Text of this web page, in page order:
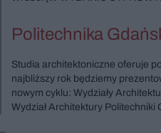
Politechnika
Studia architektoniczne oferuje
najbliższy rok będziemy
nowym cyklu: Wydziały
Wydział Architektury Politechniki